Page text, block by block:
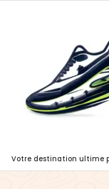
Votre destination ultime